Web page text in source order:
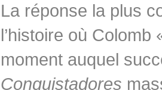
La réponse la plus
l’histoire où
moment auquel
Conquistadores